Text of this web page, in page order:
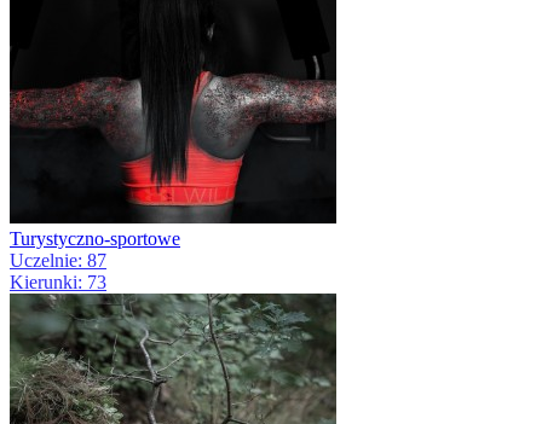
Turystyczno-sportowe
Uczelnie: 87
Kierunki: 73